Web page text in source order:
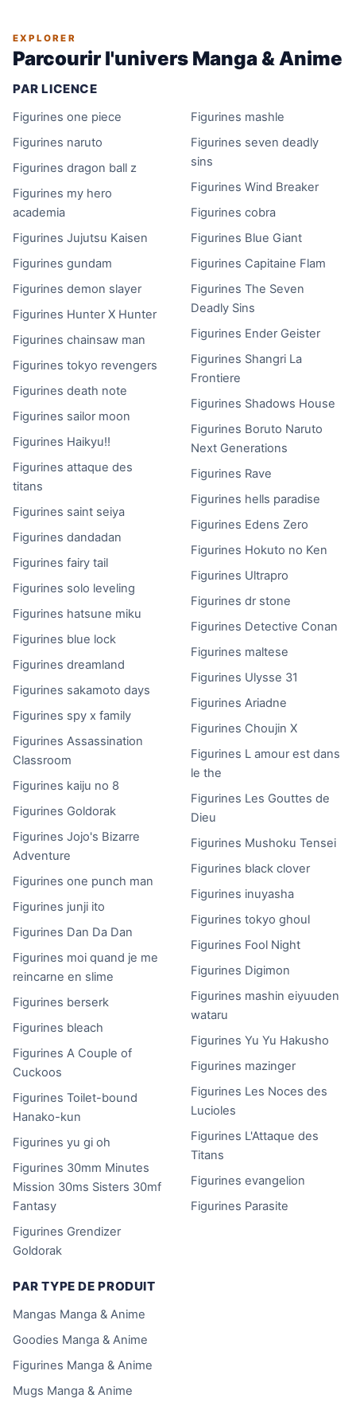
EXPLORER
Parcourir l'univers Manga & Anime
PAR LICENCE
Figurines one piece
Figurines naruto
Figurines dragon ball z
Figurines my hero
academia
Figurines Jujutsu Kaisen
Figurines gundam
Figurines demon slayer
Figurines Hunter X Hunter
Figurines chainsaw man
Figurines tokyo revengers
Figurines death note
Figurines sailor moon
Figurines Haikyu!!
Figurines attaque des
titans
Figurines saint seiya
Figurines dandadan
Figurines fairy tail
Figurines solo leveling
Figurines hatsune miku
Figurines blue lock
Figurines dreamland
Figurines sakamoto days
Figurines spy x family
Figurines Assassination
Classroom
Figurines kaiju no 8
Figurines Goldorak
Figurines Jojo's Bizarre
Adventure
Figurines one punch man
Figurines junji ito
Figurines Dan Da Dan
Figurines moi quand je me
reincarne en slime
Figurines berserk
Figurines bleach
Figurines A Couple of
Cuckoos
Figurines Toilet-bound
Hanako-kun
Figurines yu gi oh
Figurines 30mm Minutes
Mission 30ms Sisters 30mf
Fantasy
Figurines Grendizer
Goldorak
Figurines mashle
Figurines seven deadly
sins
Figurines Wind Breaker
Figurines cobra
Figurines Blue Giant
Figurines Capitaine Flam
Figurines The Seven
Deadly Sins
Figurines Ender Geister
Figurines Shangri La
Frontiere
Figurines Shadows House
Figurines Boruto Naruto
Next Generations
Figurines Rave
Figurines hells paradise
Figurines Edens Zero
Figurines Hokuto no Ken
Figurines Ultrapro
Figurines dr stone
Figurines Detective Conan
Figurines maltese
Figurines Ulysse 31
Figurines Ariadne
Figurines Choujin X
Figurines L amour est dans
le the
Figurines Les Gouttes de
Dieu
Figurines Mushoku Tensei
Figurines black clover
Figurines inuyasha
Figurines tokyo ghoul
Figurines Fool Night
Figurines Digimon
Figurines mashin eiyuuden
wataru
Figurines Yu Yu Hakusho
Figurines mazinger
Figurines Les Noces des
Lucioles
Figurines L'Attaque des
Titans
Figurines evangelion
Figurines Parasite
PAR TYPE DE PRODUIT
Mangas Manga & Anime
Goodies Manga & Anime
Figurines Manga & Anime
Mugs Manga & Anime